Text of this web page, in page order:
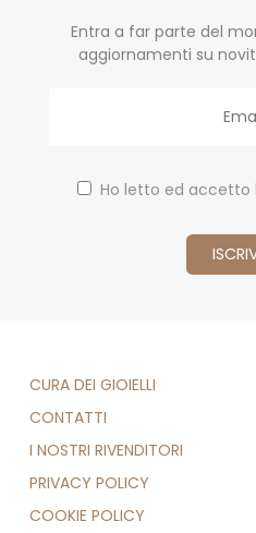
Entra a far parte del
aggiornamenti su
Ho letto ed accetto
CURA DEI GIOIELLI
CONTATTI
I NOSTRI RIVENDITORI
PRIVACY POLICY
COOKIE POLICY